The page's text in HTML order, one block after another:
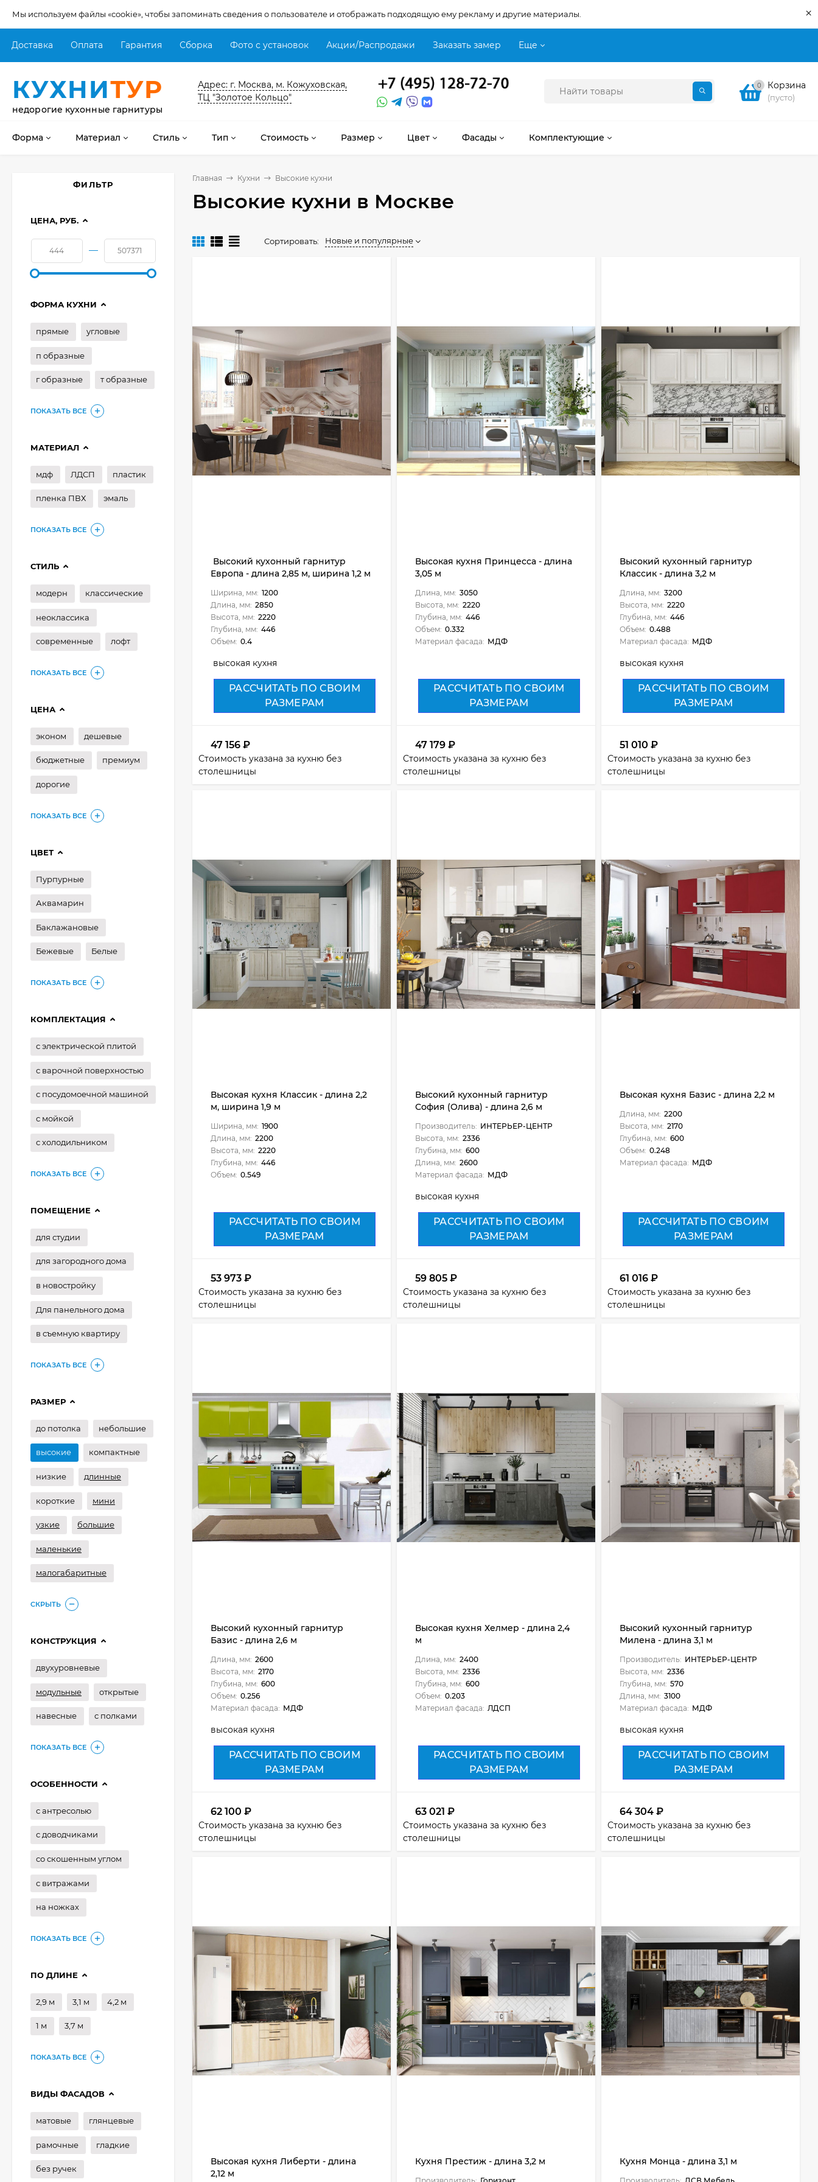
Мы используем файлы «cookie», чтобы запоминать сведения о пользователе и отображать подходящую ему рекламу и другие материалы. ×
Доставка Оплата Гарантия Сборка Фото с установок Акции/Распродажи Заказать замер Еще
КУХНИТУР
недорогие кухонные гарнитуры
Адрес: г. Москва, м. Кожуховская,
ТЦ "Золотое Кольцо"
0 Корзина
(пусто)
Форма Материал Стиль Тип Стоимость Размер Цвет Фасады Комплектующие
Главная Кухни Высокие кухни
Высокие кухни в Москве
Сортировать: Новые и популярные
Высокий кухонный гарнитур
Европа - длина 2,85 м, ширина 1,2 м
Ширина, мм: 1200
Длина, мм: 2850
Высота, мм: 2220
Глубина, мм: 446
Объем: 0.4
высокая кухня
РАССЧИТАТЬ ПО СВОИМ
РАЗМЕРАМ
47 156 ₽
Стоимость указана за кухню без
столешницы
Высокая кухня Принцесса - длина
3,05 м
Длина, мм: 3050
Высота, мм: 2220
Глубина, мм: 446
Объем: 0.332
Материал фасада: МДФ
РАССЧИТАТЬ ПО СВОИМ
РАЗМЕРАМ
47 179 ₽
Стоимость указана за кухню без
столешницы
Высокий кухонный гарнитур
Классик - длина 3,2 м
Длина, мм: 3200
Высота, мм: 2220
Глубина, мм: 446
Объем: 0.488
Материал фасада: МДФ
высокая кухня
РАССЧИТАТЬ ПО СВОИМ
РАЗМЕРАМ
51 010 ₽
Стоимость указана за кухню без
столешницы
Высокая кухня Классик - длина 2,2
м, ширина 1,9 м
Ширина, мм: 1900
Длина, мм: 2200
Высота, мм: 2220
Глубина, мм: 446
Объем: 0.549
РАССЧИТАТЬ ПО СВОИМ
РАЗМЕРАМ
53 973 ₽
Стоимость указана за кухню без
столешницы
Высокий кухонный гарнитур
София (Олива) - длина 2,6 м
Производитель: ИНТЕРЬЕР-ЦЕНТР
Высота, мм: 2336
Глубина, мм: 600
Длина, мм: 2600
Материал фасада: МДФ
высокая кухня
РАССЧИТАТЬ ПО СВОИМ
РАЗМЕРАМ
59 805 ₽
Стоимость указана за кухню без
столешницы
Высокая кухня Базис - длина 2,2 м
Длина, мм: 2200
Высота, мм: 2170
Глубина, мм: 600
Объем: 0.248
Материал фасада: МДФ
РАССЧИТАТЬ ПО СВОИМ
РАЗМЕРАМ
61 016 ₽
Стоимость указана за кухню без
столешницы
Высокий кухонный гарнитур
Базис - длина 2,6 м
Длина, мм: 2600
Высота, мм: 2170
Глубина, мм: 600
Объем: 0.256
Материал фасада: МДФ
высокая кухня
РАССЧИТАТЬ ПО СВОИМ
РАЗМЕРАМ
62 100 ₽
Стоимость указана за кухню без
столешницы
Высокая кухня Хелмер - длина 2,4
м
Длина, мм: 2400
Высота, мм: 2336
Глубина, мм: 600
Объем: 0.203
Материал фасада: ЛДСП
РАССЧИТАТЬ ПО СВОИМ
РАЗМЕРАМ
63 021 ₽
Стоимость указана за кухню без
столешницы
Высокий кухонный гарнитур
Милена - длина 3,1 м
Производитель: ИНТЕРЬЕР-ЦЕНТР
Высота, мм: 2336
Глубина, мм: 570
Длина, мм: 3100
Материал фасада: МДФ
высокая кухня
РАССЧИТАТЬ ПО СВОИМ
РАЗМЕРАМ
64 304 ₽
Стоимость указана за кухню без
столешницы
Высокая кухня Либерти - длина
2,12 м
Кухня Престиж - длина 3,2 м Кухня Монца - длина 3,1 м
ФИЛЬТР
ЦЕНА, РУБ.
—
ФОРМА КУХНИ
прямые угловые
п образные
г образные т образные
ПОКАЗАТЬ ВСЕ
МАТЕРИАЛ
мдф ЛДСП пластик
пленка ПВХ эмаль
ПОКАЗАТЬ ВСЕ
СТИЛЬ
модерн классические
неоклассика
современные лофт
ПОКАЗАТЬ ВСЕ
ЦЕНА
эконом дешевые
бюджетные премиум
дорогие
ПОКАЗАТЬ ВСЕ
ЦВЕТ
Пурпурные
Аквамарин
Баклажановые
Бежевые Белые
ПОКАЗАТЬ ВСЕ
КОМПЛЕКТАЦИЯ
с электрической плитой
с варочной поверхностью
с посудомоечной машиной
с мойкой
с холодильником
ПОКАЗАТЬ ВСЕ
ПОМЕЩЕНИЕ
для студии
для загородного дома
в новостройку
Для панельного дома
в съемную квартиру
ПОКАЗАТЬ ВСЕ
РАЗМЕР
до потолка небольшие
высокие компактные
низкие длинные
короткие мини
узкие большие
маленькие
малогабаритные
СКРЫТЬ
КОНСТРУКЦИЯ
двухуровневые
модульные открытые
навесные с полками
ПОКАЗАТЬ ВСЕ
ОСОБЕННОСТИ
с антресолью
с доводчиками
со скошенным углом
с витражами
на ножках
ПОКАЗАТЬ ВСЕ
ПО ДЛИНЕ
2,9 м 3,1 м 4,2 м
1 м 3,7 м
ПОКАЗАТЬ ВСЕ
ВИДЫ ФАСАДОВ
матовые глянцевые
рамочные гладкие
без ручек